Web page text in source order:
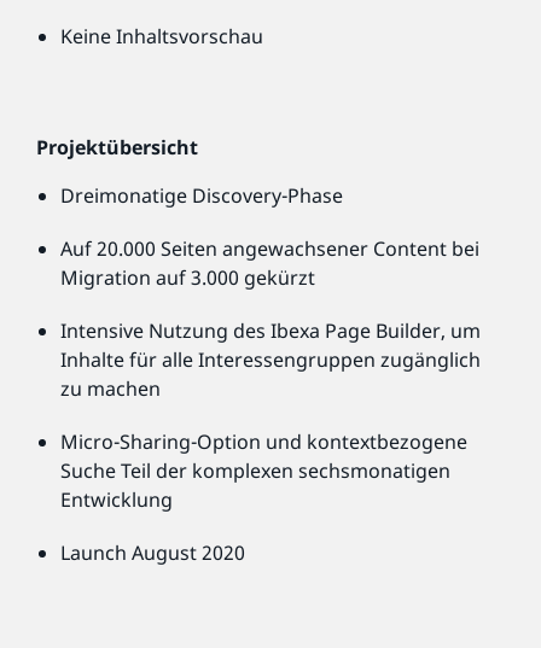
Keine Inhaltsvorschau
Projektübersicht
Dreimonatige Discovery-Phase
Auf 20.000 Seiten angewachsener Content bei
Migration auf 3.000 gekürzt
Intensive Nutzung des Ibexa Page Builder, um
Inhalte für alle Interessengruppen zugänglich
zu machen
Micro-Sharing-Option und kontextbezogene
Suche Teil der komplexen sechsmonatigen
Entwicklung
Launch August 2020